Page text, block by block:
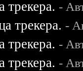
трекера. -
трекера. -
трекера. -
трекера. -